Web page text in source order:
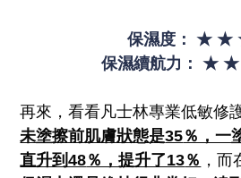
保濕度： ★ ★
保濕續航力： ★ ★
再來，看看凡士林專業低敏修
未塗擦前肌膚狀態是35％，一
直升到48％，提升了13％ ，而